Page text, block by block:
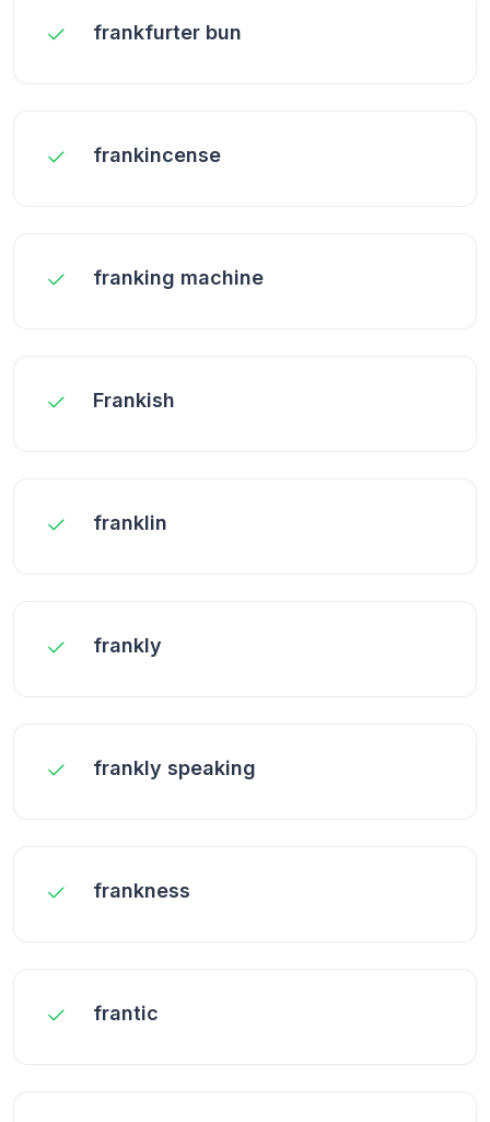
frankfurter bun
frankincense
franking machine
Frankish
franklin
frankly
frankly speaking
frankness
frantic